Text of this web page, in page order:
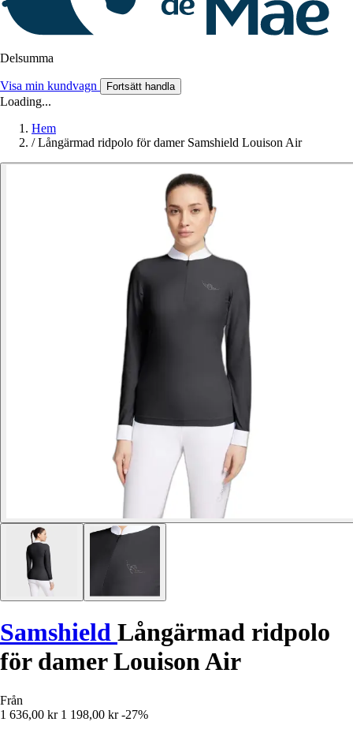
Delsumma
Visa min kundvagn Fortsätt handla
Loading...
Hem
/ Långärmad ridpolo för damer Samshield Louison Air
Samshield Långärmad ridpolo
för damer Louison Air
Från
1 636,00 kr 1 198,00 kr -27%